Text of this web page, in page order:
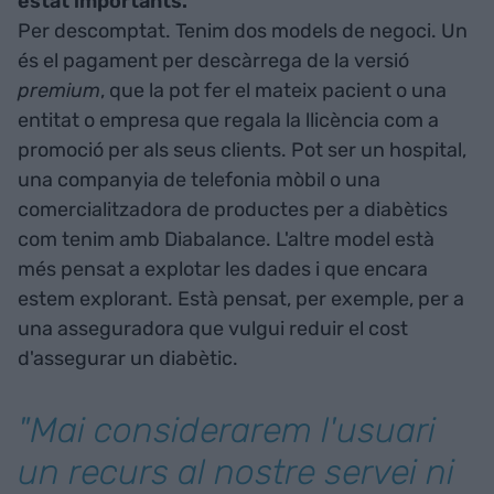
Per descomptat. Tenim dos models de negoci. Un
és el pagament per descàrrega de la versió
premium, que la pot fer el mateix pacient o una
entitat o empresa que regala la llicència com a
promoció per als seus clients. Pot ser un hospital,
una companyia de telefonia mòbil o una
comercialitzadora de productes per a diabètics
com tenim amb Diabalance. L'altre model està
més pensat a explotar les dades i que encara
estem explorant. Està pensat, per exemple, per a
una asseguradora que vulgui reduir el cost
d'assegurar un diabètic.
"Mai considerarem l'usuari
un recurs al nostre servei ni